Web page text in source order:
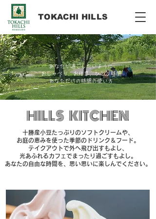
​TOKACHI HILLS
あなたが過ごしたいように
おしゃべり、お仕事、ひとり時間
あなただけの時間の使い方
​HILLS KITCHEN
十勝産小豆たっぷりのソフトクリームや、
お庭の恵みを使った季節のドリンク＆フード。
テイクアウトで外へ飛び出すもよし、
光あふれるカフェでまったり過ごすもよし。
あなたの自由な時間を、思い思いに楽しんでください。